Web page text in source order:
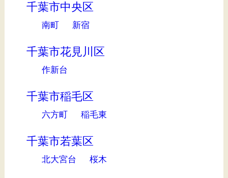
千葉市中央区
南町 新宿
千葉市花見川区
作新台
千葉市稲毛区
六方町 稲毛東
千葉市若葉区
北大宮台 桜木